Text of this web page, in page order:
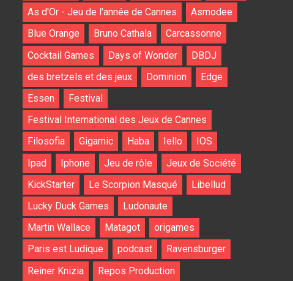
As d'Or - Jeu de l'année de Cannes
Asmodee
Blue Orange
Bruno Cathala
Carcassonne
Cocktail Games
Days of Wonder
DBDJ
des bretzels et des jeux
Dominion
Edge
Essen
Festival
Festival International des Jeux de Cannes
Filosofia
Gigamic Haba Iello
IOS
Ipad
Iphone Jeu de rôle
Jeux de Société
KickStarter
Le Scorpion Masqué
Libellud
Lucky Duck Games
Ludonaute
Martin Wallace
Matagot
origames
Paris est Ludique
podcast
Ravensburger
Reiner Knizia
Repos Production